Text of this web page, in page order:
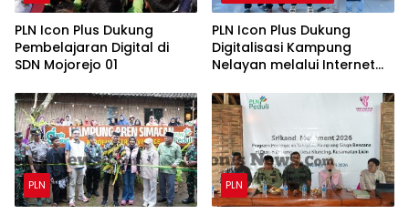
PLN Icon Plus Dukung
Pembelajaran Digital di
SDN Mojorejo 01
PLN Icon Plus Dukung
Digitalisasi Kampung
Nelayan melalui Internet
Rajatama
PLN PLN